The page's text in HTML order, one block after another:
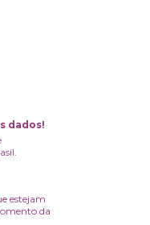
dados!
estejam
da